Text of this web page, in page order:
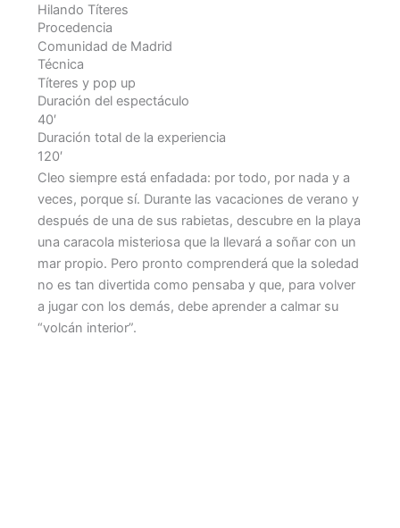
Hilando Títeres
Procedencia
Comunidad de Madrid
Técnica
Títeres y pop up
Duración del espectáculo
40′
Duración total de la experiencia
120′
Cleo siempre está enfadada: por todo, por nada y a
veces, porque sí. Durante las vacaciones de verano y
después de una de sus rabietas, descubre en la playa
una caracola misteriosa que la llevará a soñar con un
mar propio. Pero pronto comprenderá que la soledad
no es tan divertida como pensaba y que, para volver
a jugar con los demás, debe aprender a calmar su
“volcán interior”.